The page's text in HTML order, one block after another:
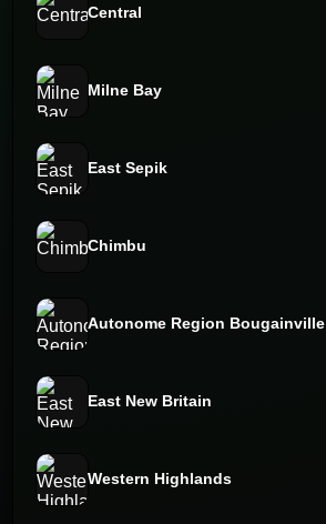
Central
Milne Bay
East Sepik
Chimbu
Autonome Region Bougainville
East New Britain
Western Highlands